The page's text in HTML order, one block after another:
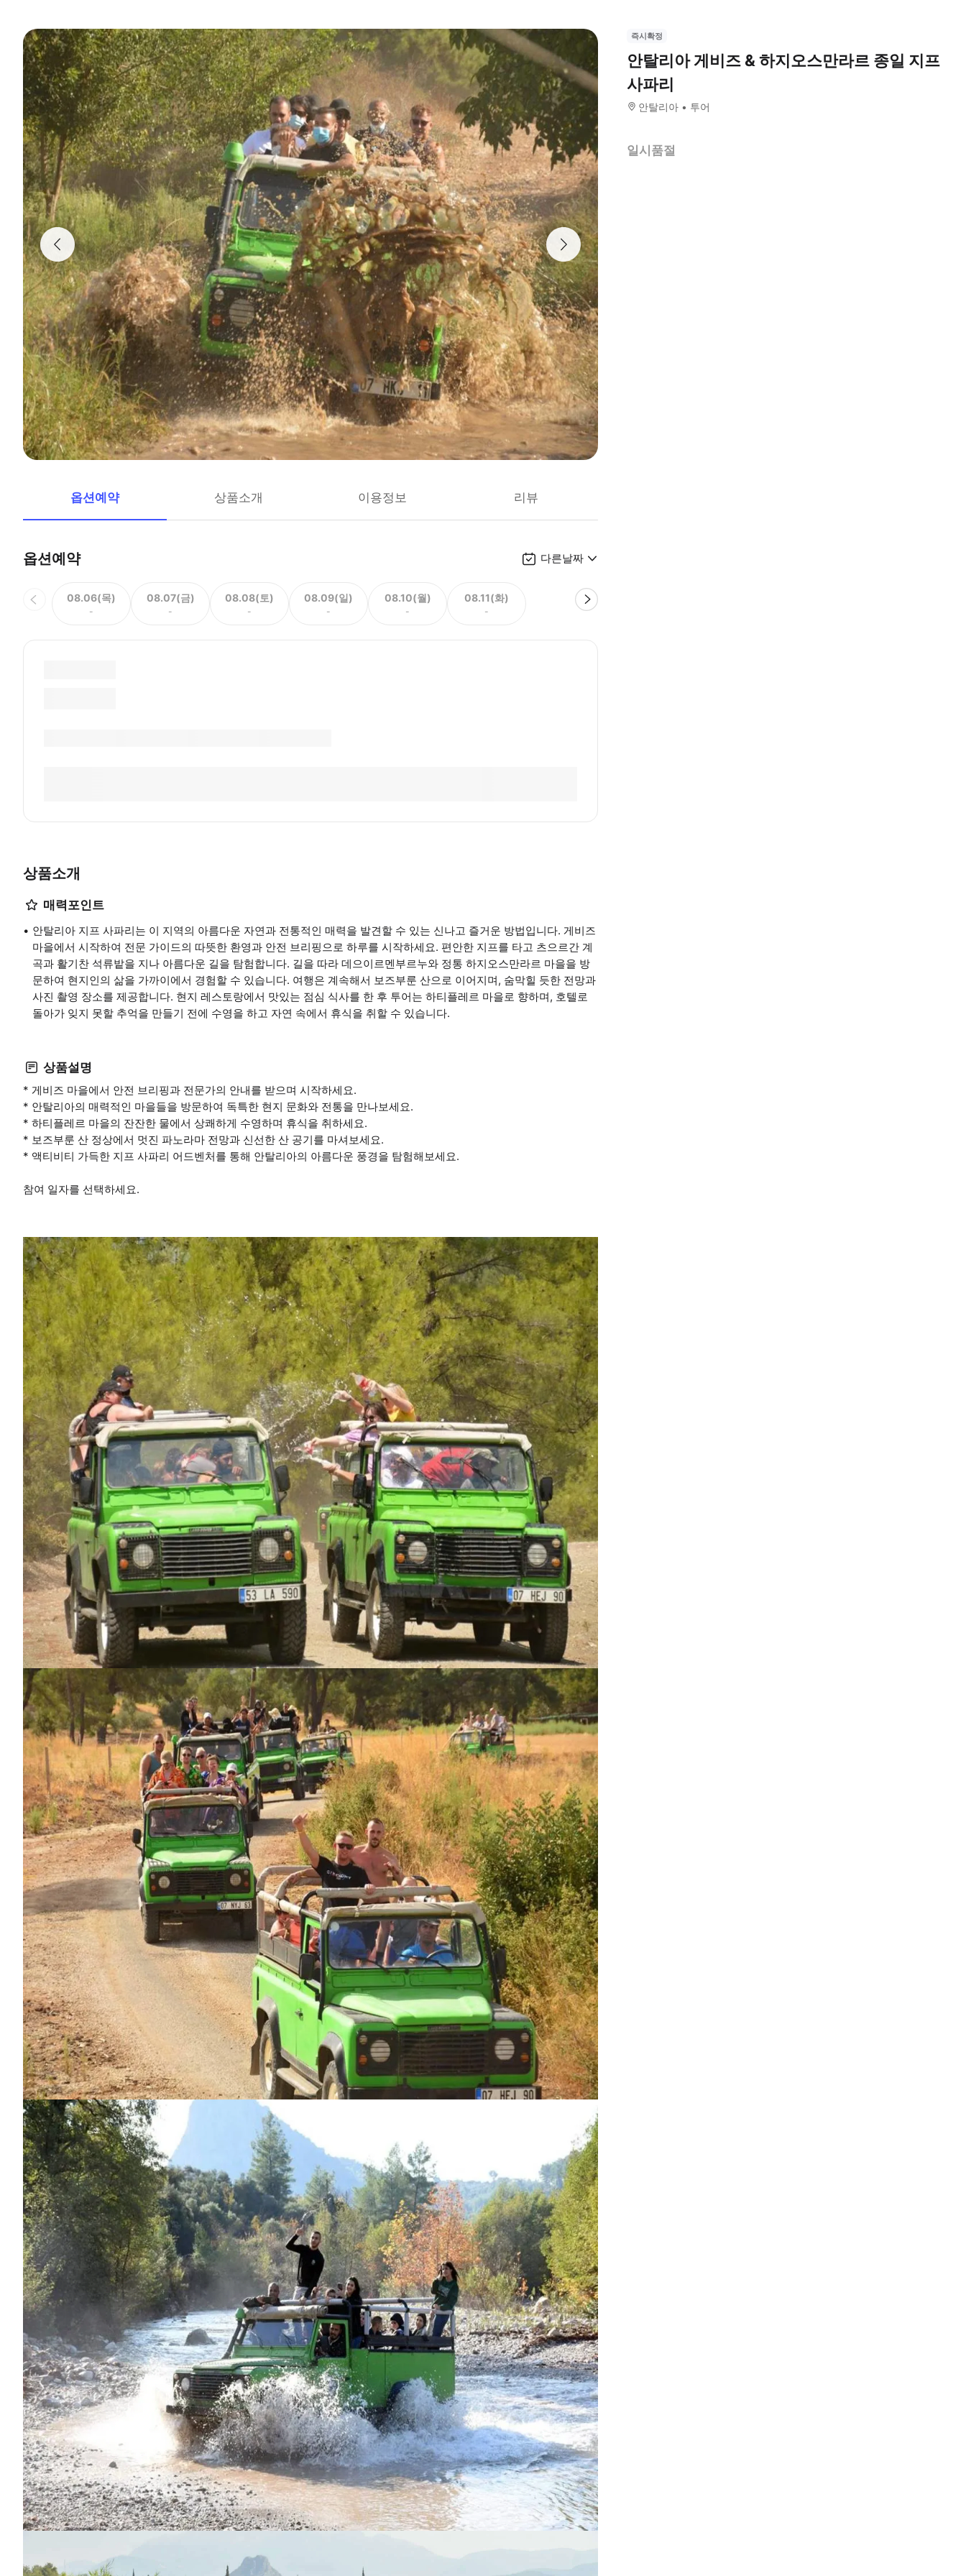
옵션예약 상품소개 이용정보 리뷰
옵션예약 다른날짜
08.06(목)
-
08.07(금)
-
08.08(토)
-
08.09(일)
-
08.10(월)
-
08.11(화)
-
상품소개
매력포인트
안탈리아 지프 사파리는 이 지역의 아름다운 자연과 전통적인 매력을 발견할 수 있는 신나고 즐거운 방법입니다. 게비즈
마을에서 시작하여 전문 가이드의 따뜻한 환영과 안전 브리핑으로 하루를 시작하세요. 편안한 지프를 타고 츠으르간 계
곡과 활기찬 석류밭을 지나 아름다운 길을 탐험합니다. 길을 따라 데으이르멘부르누와 정통 하지오스만라르 마을을 방
문하여 현지인의 삶을 가까이에서 경험할 수 있습니다. 여행은 계속해서 보즈부룬 산으로 이어지며, 숨막힐 듯한 전망과
사진 촬영 장소를 제공합니다. 현지 레스토랑에서 맛있는 점심 식사를 한 후 투어는 하티플레르 마을로 향하며, 호텔로
돌아가 잊지 못할 추억을 만들기 전에 수영을 하고 자연 속에서 휴식을 취할 수 있습니다.
상품설명
* 게비즈 마을에서 안전 브리핑과 전문가의 안내를 받으며 시작하세요.
* 안탈리아의 매력적인 마을들을 방문하여 독특한 현지 문화와 전통을 만나보세요.
* 하티플레르 마을의 잔잔한 물에서 상쾌하게 수영하며 휴식을 취하세요.
* 보즈부룬 산 정상에서 멋진 파노라마 전망과 신선한 산 공기를 마셔보세요.
* 액티비티 가득한 지프 사파리 어드벤처를 통해 안탈리아의 아름다운 풍경을 탐험해보세요.
참여 일자를 선택하세요.
즉시확정
안탈리아 게비즈 & 하지오스만라르 종일 지프
사파리
안탈리아 투어
일시품절